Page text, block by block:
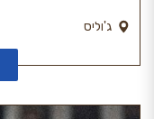
ג'וליס